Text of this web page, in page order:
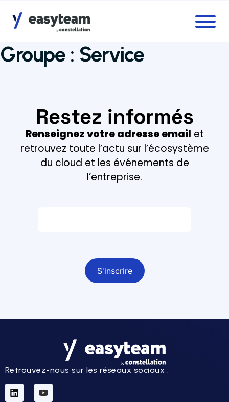
Groupe : Service
Restez informés
Renseignez votre adresse email et
retrouvez toute l’actu sur l’écosystème
du cloud et les événements de
l’entreprise.
Retrouvez-nous sur les réseaux sociaux :